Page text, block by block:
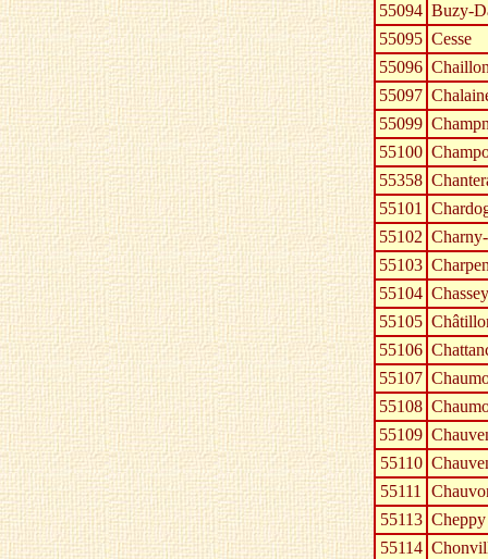
55094 Buzy-
55095 Cesse
55096
55097
55099
55100
55358
55101
55102
55103
55104
55105
55106
55107
55108
55109
55110
55111
55113 Cheppy
55114